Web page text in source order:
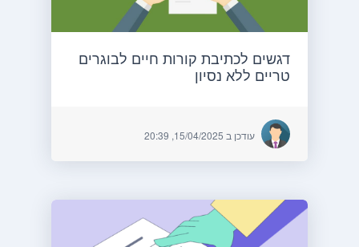
דגשים לכתיבת קורות חיים לבוגרים
טריים ללא נסיון
עודכן ב 15/04/2025, 20:39